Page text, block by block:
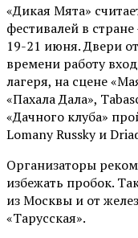
«Дикая Мята»
фестивалей в
19-21 июня. Двери
времени работу
лагеря, на сцене
«Пахала Дала»,
«Дачного клуба»
Lomany Russky и
Организаторы
избежать пробок.
из Москвы и от
«Тарусская».